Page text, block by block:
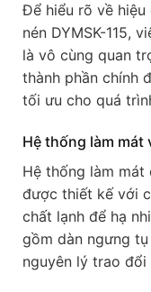
Để hiểu rõ về
nén DYMSK-115,
là vô cùng quan
thành phần chính
tối ưu cho quá
Hệ thống làm mát
Hệ thống làm mát
được thiết kế với
chất lạnh để hạ
gồm dàn ngưng
nguyên lý trao đổi